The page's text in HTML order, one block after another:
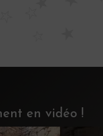
en vidéo !